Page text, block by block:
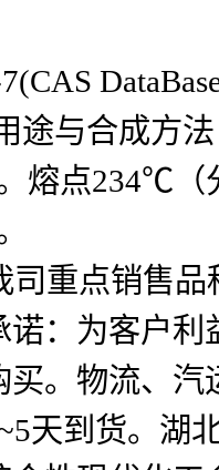
途与合成方法
熔点234℃（
司重点销售
：为客户
。物流、
天到货。湖